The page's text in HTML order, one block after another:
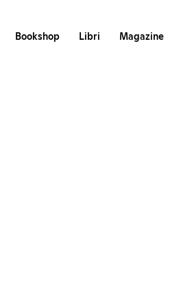
Bookshop Libri Magazine